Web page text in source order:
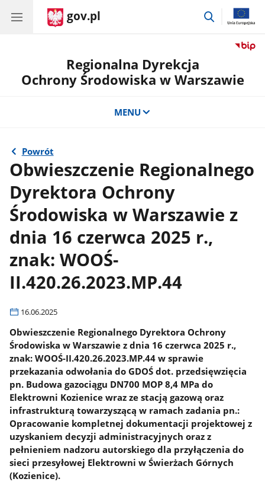
gov.pl
przejdź
Regionalna Dyrekcja
Ochrony Środowiska w Warszawie
MENU
Powrót
Obwieszczenie Regionalnego
Dyrektora Ochrony
Środowiska w Warszawie z
dnia 16 czerwca 2025 r.,
znak: WOOŚ-
II.420.26.2023.MP.44
16.06.2025
Obwieszczenie Regionalnego Dyrektora Ochrony
Środowiska w Warszawie z dnia 16 czerwca 2025 r.,
znak: WOOŚ-II.420.26.2023.MP.44 w sprawie
przekazania odwołania do GDOŚ dot. przedsięwzięcia
pn. Budowa gazociągu DN700 MOP 8,4 MPa do
Elektrowni Kozienice wraz ze stacją gazową oraz
infrastrukturą towarzyszącą w ramach zadania pn.:
Opracowanie kompletnej dokumentacji projektowej z
uzyskaniem decyzji administracyjnych oraz z
pełnieniem nadzoru autorskiego dla przyłączenia do
sieci przesyłowej Elektrowni w Świerżach Górnych
(Kozienice).